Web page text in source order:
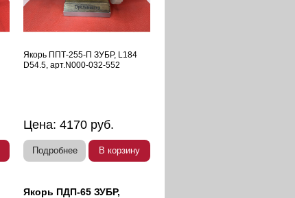
Якорь ППТ-255-П ЗУБР, L184
D54.5, арт.N000-032-552
Цена:4170 руб.
Подробнее В корзину
Якорь ПДП-65 ЗУБР,